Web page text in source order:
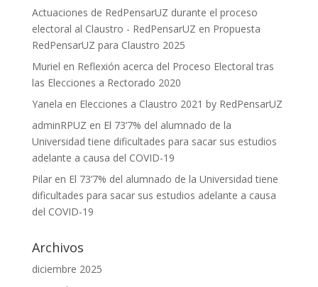
Actuaciones de RedPensarUZ durante el proceso
electoral al Claustro - RedPensarUZ en Propuesta
RedPensarUZ para Claustro 2025
Muriel en Reflexión acerca del Proceso Electoral tras
las Elecciones a Rectorado 2020
Yanela en Elecciones a Claustro 2021 by RedPensarUZ
adminRPUZ en El 73’7% del alumnado de la
Universidad tiene dificultades para sacar sus estudios
adelante a causa del COVID-19
Pilaren El 73’7% del alumnado de la Universidad tiene
dificultades para sacar sus estudios adelante a causa
del COVID-19
Archivos
diciembre 2025